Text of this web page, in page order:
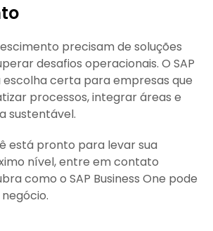
precisam de soluções
desafios operacionais. O SAP
escolha certa para empresas que
processos, integrar áreas e
sustentável.
está pronto para levar sua
nível, entre em contato
como o SAP Business One pode